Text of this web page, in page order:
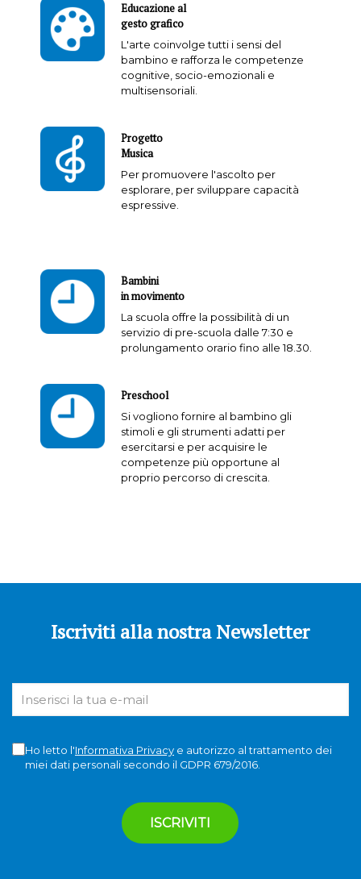
Educazione al
gesto grafico
L'arte coinvolge tutti i sensi del
bambino e rafforza le competenze
cognitive, socio-emozionali e
multisensoriali.
Progetto
Musica
Per promuovere l'ascolto per
esplorare, per sviluppare capacità
espressive.
Bambini
in movimento
La scuola offre la possibilità di un
servizio di pre-scuola dalle 7:30 e
prolungamento orario fino alle 18.30.
Preschool
Si vogliono fornire al bambino gli
stimoli e gli strumenti adatti per
esercitarsi e per acquisire le
competenze più opportune al
proprio percorso di crescita.
Iscriviti alla nostra Newsletter
Ho letto l'Informativa Privacye autorizzo al trattamento dei
miei dati personali secondo il GDPR 679/2016.